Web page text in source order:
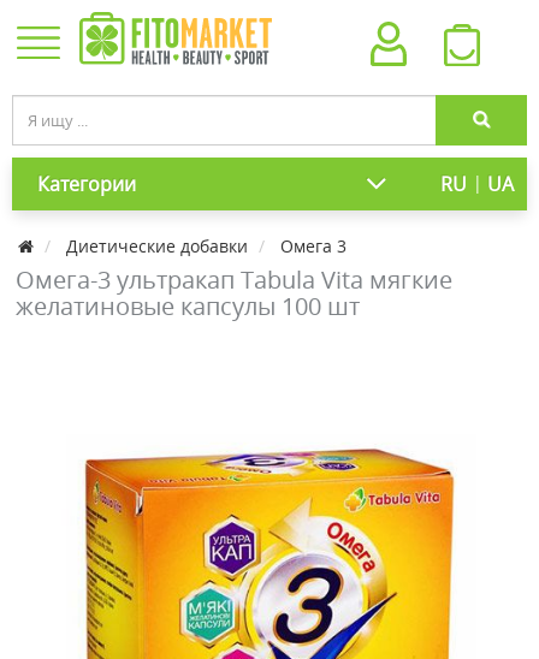
Категории RU | UA
Диетические добавки Омега 3
Омега-3 ультракап Tabula Vita мягкие
желатиновые капсулы 100 шт